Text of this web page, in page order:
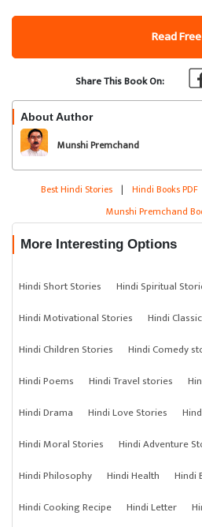
Read Free
Share This Book On:
About Author
Munshi Premchand
Best Hindi Stories | Hindi Books PDF
Munshi Premchand
More Interesting Options
Hindi Short Stories Hindi Spiritual
Hindi Motivational Stories
Hindi
Hindi Children Stories
Hindi Comedy
Hindi Poems
Hindi Travel stories
Hindi Drama
Hindi Love Stories
Hindi Moral Stories
Hindi Adventure
Hindi Philosophy
Hindi Health
Hindi
Hindi Cooking Recipe
Hindi Letter